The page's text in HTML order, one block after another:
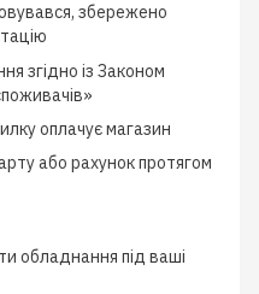
збережено
згідно із Законом
оплачує магазин
або рахунок протягом
обладнання під ваші